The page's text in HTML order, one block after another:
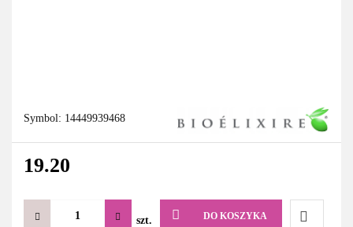
Symbol: 14449939468
19.20
szt. DO KOSZYKA